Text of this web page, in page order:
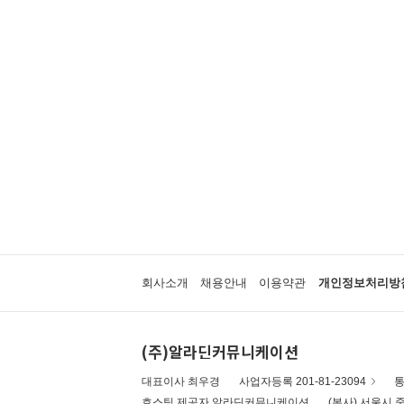
회사소개 채용안내 이용약관 개인정보처리방
(주)알라딘커뮤니케이션
대표이사 최우경 사업자등록 201-81-23094